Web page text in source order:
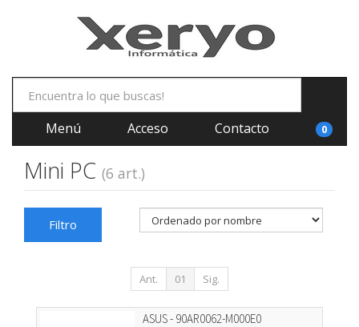
Menú Acceso Contacto 0
Mini PC (6 art.)
Filtro
Ant. 01 Sig.
ASUS - 90AR0062-M000E0